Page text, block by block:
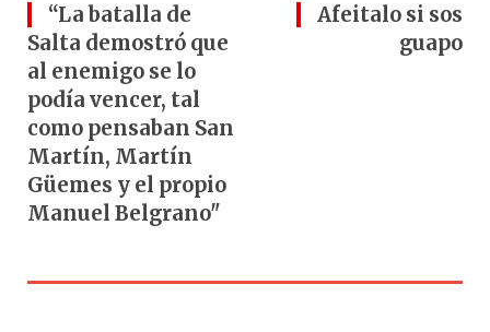
“La batalla de
Salta demostró que
al enemigo se lo
podía vencer, tal
como pensaban San
Martín, Martín
Güemes y el propio
Manuel Belgrano"
Afeitalo si sos
guapo